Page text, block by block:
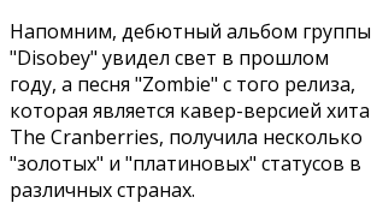
Напомним, дебютный альбом группы
"Disobey" увидел свет в прошлом
году, а песня "Zombie" с того релиза,
которая является кавер-версией хита
The Cranberries, получила несколько
"золотых" и "платиновых" статусов в
различных странах.